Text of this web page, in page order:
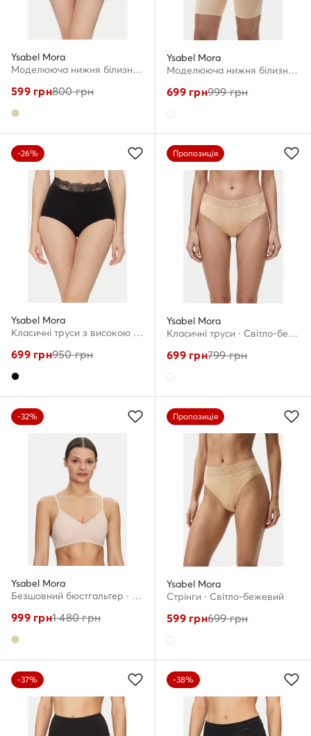
Ysabel Mora
Моделююча нижня білизна · Бежевий
599грн800грн
Ysabel Mora
Моделююча нижня білизна · Світло-бежевий
699грн999грн
-26%
Ysabel Mora
Класичні труси з високою талією · Чорний
699грн950грн
Пропозиція
Ysabel Mora
Класичні труси · Світло-бежевий
699грн799грн
-32%
Ysabel Mora
Безшовний бюстгальтер · Бежевий
999грн1 480грн
Пропозиція
Ysabel Mora
Стрінги · Світло-бежевий
599грн699грн
-37% -38%